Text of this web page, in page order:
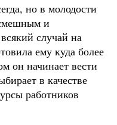
но в молодости
и
случай на
ему куда более
он начинает вести
в качестве
работников